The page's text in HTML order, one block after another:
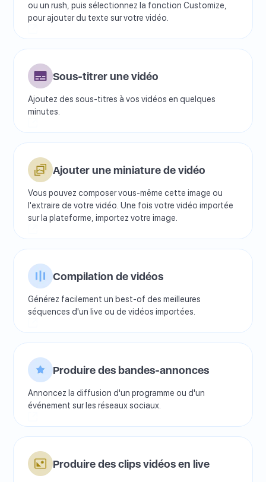
ou un rush, puis sélectionnez la fonction Customize,
pour ajouter du texte sur votre vidéo.
Sous-titrer une vidéo
Ajoutez des sous-titres à vos vidéos en quelques
minutes.
Ajouter une miniature de vidéo
Vous pouvez composer vous-même cette image ou
l'extraire de votre vidéo. Une fois votre vidéo importée
sur la plateforme, importez votre image.
Compilation de vidéos
Générez facilement un best-of des meilleures
séquences d'un live ou de vidéos importées.
Produire des bandes-annonces
Annoncez la diffusion d'un programme ou d'un
événement sur les réseaux sociaux.
Produire des clips vidéos en live